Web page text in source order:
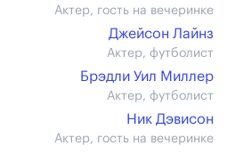
Актер, гость на вечеринке
Джейсон Лайнз
Актер, футболист
Брэдли Уил Миллер
Актер, футболист
Ник Дэвисон
Актер, гость на вечеринке